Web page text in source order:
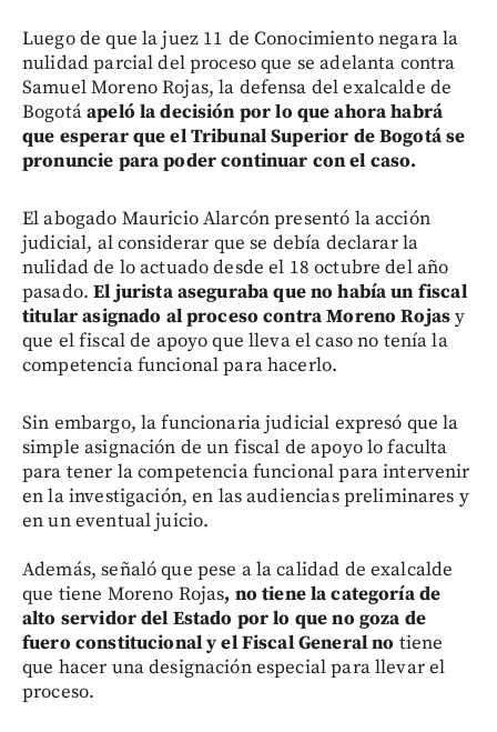
Luego de que la juez 11 de Conocimiento negara la
nulidad parcial del proceso que se adelanta contra
Samuel Moreno Rojas, la defensa del exalcalde de
Bogotáapeló la decisión por lo que ahora habrá
que esperar que el Tribunal Superior de Bogotá se
pronuncie para poder continuar con el caso.
El abogado Mauricio Alarcón presentó la acción
judicial, al considerar que se debía declarar la
nulidad de lo actuado desde el 18 octubre del año
pasado.El jurista aseguraba que no había un fiscal
titular asignado al proceso contra Moreno Rojasy
que el fiscal de apoyo que lleva el caso no tenía la
competencia funcional para hacerlo.
Sin embargo, la funcionaria judicial expresó que la
simple asignación de un fiscal de apoyo lo faculta
para tener la competencia funcional para intervenir
en la investigación, en las audiencias preliminares y
en un eventual juicio.
Además, señaló que pese a la calidad de exalcalde
que tiene Moreno Rojas, no tiene la categoría de
alto servidor del Estado por lo que no goza de
fuero constitucional y el Fiscal General no tiene
que hacer una designación especial para llevar el
proceso.